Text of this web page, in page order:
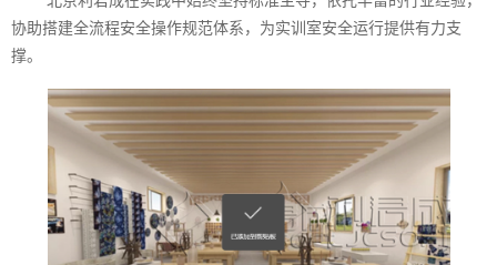
协助搭建全流程安全操作规范体系，为实训室安全运行提供有力支
撑。